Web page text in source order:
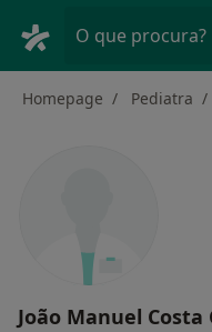
O que procura?
Homepage Pediatra
João Manuel Costa